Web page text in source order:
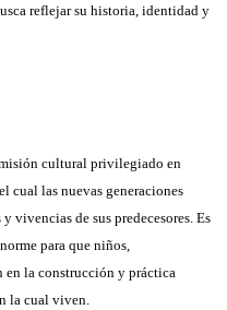
reflejar su historia, identidad y
cultural privilegiado en
cual las nuevas generaciones
vivencias de sus predecesores. Es
para que niños,
en la construcción y práctica
la cual viven.